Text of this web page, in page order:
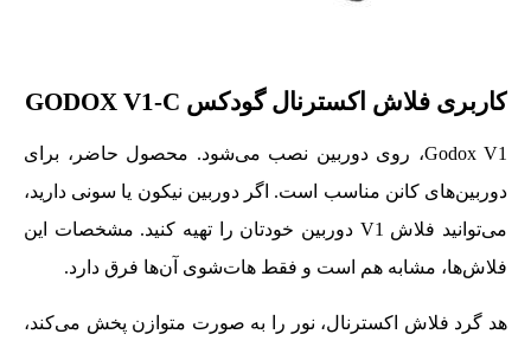
کاربری فلاش اکسترنال گودکس GODOX V1-C
Godox V1، روی دوربین نصب می‌شود. محصول حاضر، برای
دوربین‌های کانن مناسب است. اگر دوربین نیکون یا سونی دارید،
می‌توانید فلاش V1 دوربین خودتان را تهیه کنید. مشخصات این
فلاش‌ها، مشابه هم است و فقط هات‌شوی آن‌ها فرق دارد.
هد گرد فلاش اکسترنال، نور را به صورت متوازن پخش می‌کند،